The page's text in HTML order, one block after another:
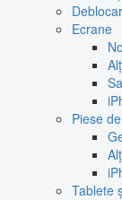
Ecrane
Piese
Tablete